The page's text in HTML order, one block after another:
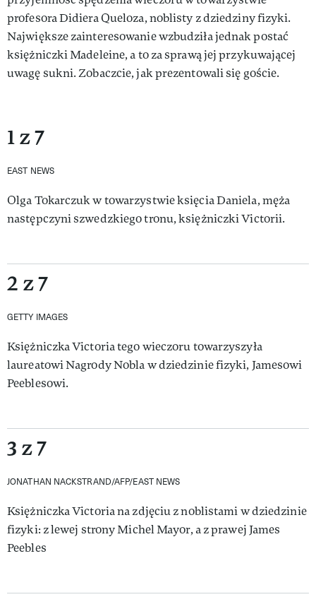
profesora Didiera Queloza, noblisty z dziedziny fizyki.
Największe zainteresowanie wzbudziła jednak postać
księżniczki Madeleine, a to za sprawą jej przykuwającej
uwagę sukni. Zobaczcie, jak prezentowali się goście.
1 z 7
EAST NEWS
Olga Tokarczuk w towarzystwie księcia Daniela, męża
następczyni szwedzkiego tronu, księżniczki Victorii.
2 z 7
GETTY IMAGES
Księżniczka Victoria tego wieczoru towarzyszyła
laureatowi Nagrody Nobla w dziedzinie fizyki, Jamesowi
Peeblesowi.
3 z 7
JONATHAN NACKSTRAND/AFP/EAST NEWS
Księżniczka Victoria na zdjęciu z noblistami w dziedzinie
fizyki: z lewej strony Michel Mayor, a z prawej James
Peebles